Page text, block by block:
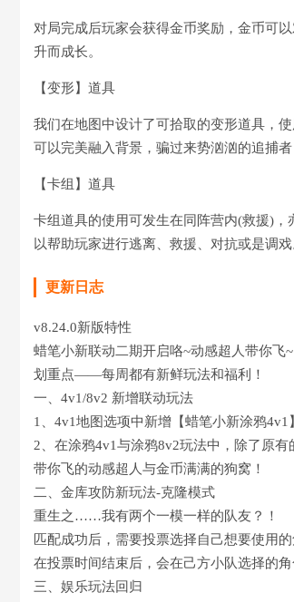
对局完成后玩家会获得金币奖励，金币可
升而成长。
【变形】道具
我们在地图中设计了可拾取的变形道具，
可以完美融入背景，骗过来势汹汹的追捕
【卡组】道具
卡组道具的使用可发生在同阵营内(救援)
以帮助玩家进行逃离、救援、对抗或是调戏
更新日志
v8.24.0新版特性
蜡笔小新联动二期开启咯~动感超人带你飞~
划重点——每周都有新鲜玩法和福利！
一、4v1/8v2 新增联动玩法
1、4v1地图选项中新增【蜡笔小新涂鸦4v1
2、在涂鸦4v1与涂鸦8v2玩法中，除了原
带你飞的动感超人与金币满满的狗窝！
二、金库攻防新玩法-克隆模式
重生之……我有两个一模一样的队友？！
匹配成功后，需要投票选择自己想要使用的
在投票时间结束后，会在己方小队选择的
三、娱乐玩法回归